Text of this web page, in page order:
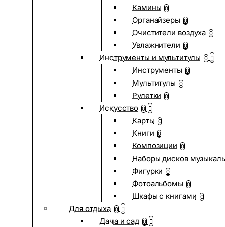
Камины 0
Органайзеры 0
Очистители воздуха 0
Увлажнители 0
Инструменты и мультитулы 0
Инструменты 0
Мультитулы 0
Рулетки 0
Искусство 0
Карты 0
Книги 0
Композиции 0
Наборы дисков
Фигурки 0
Фотоальбомы 0
Шкафы с книгами 0
Для отдыха 0
Дача и сад 0